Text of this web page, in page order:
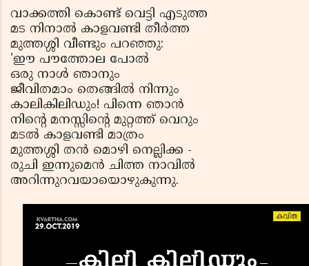
വാക്കത്തി കൊണ്ട് വെട്ടി എടുത്ത
മട നിനാല്‍ കാളവണ്ടി തീര്‍ത്ത
മുത്തശ്ശി വീണ്ടും പറഞ്ഞു:
'ഈ പൗത്തോല പോല്‍
ഒരു നാള്‍ ഞാനും
ജീവിതമാം തെങ്ങില്‍ നിന്നും
കാലികിലിഡും! പിന്നെ ഞാന്‍
നിന്റെ മനസ്സിന്റെ മുറ്റത്ത് വെറും
മടല്‍ കാളവണ്ടി മാത്രം
മുത്തശ്ശി തന്‍ മൊഴി നെല്ലിക്ക -
രുചി ഇന്നുമെന്‍ ചിത്ത നാവില്‍
അറിന്നുറവയായൊഴുകുന്നു.